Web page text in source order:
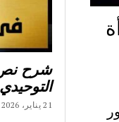
شرح نص
21 يناير، 2026